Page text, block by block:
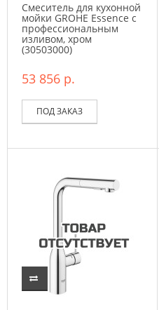
Смеситель для кухонной
мойки GROHE Essence c
профессиональным
изливом, хром
(30503000)
53 856 р.
ПОД ЗАКАЗ